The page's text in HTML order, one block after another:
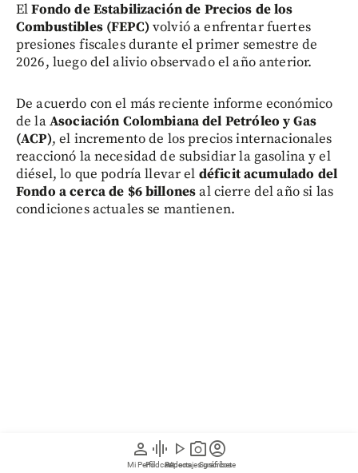
person
Mi Perfil
graphic_eq
Pódcast
play_arrow
Videos
photo_camera
Reportajes gráficos
account_circle
Suscríbete
ElFondo de Estabilización de Precios de los
Combustibles (FEPC)volvió a enfrentar fuertes
presiones fiscales durante el primer semestre de
2026, luego del alivio observado el año anterior.
De acuerdo con el más reciente informe económico
de laAsociación Colombiana del Petróleo y Gas
(ACP), el incremento de los precios internacionales
reaccionó la necesidad de subsidiar la gasolina y el
diésel, lo que podría llevar el déficit acumulado del
Fondo a cerca de $6 billonesal cierre del año si las
condiciones actuales se mantienen.